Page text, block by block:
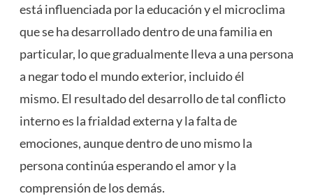
está influenciada por la educación y el microclima
que se ha desarrollado dentro de una familia en
particular, lo que gradualmente lleva a una persona
a negar todo el mundo exterior, incluido él
mismo. El resultado del desarrollo de tal conflicto
interno es la frialdad externa y la falta de
emociones, aunque dentro de uno mismo la
persona continúa esperando el amor y la
comprensión de los demás.